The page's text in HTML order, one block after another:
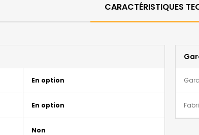
CARACTÉRISTIQUES
En option
En option
Non